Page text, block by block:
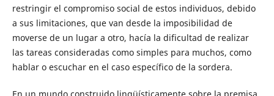
restringir el compromiso social de estos individuos, debido
a sus limitaciones, que van desde la imposibilidad de
moverse de un lugar a otro, hacía la dificultad de realizar
las tareas consideradas como simples para muchos, como
hablar o escuchar en el caso específico de la sordera.
En un mundo construido lingüísticamente sobre la premisa